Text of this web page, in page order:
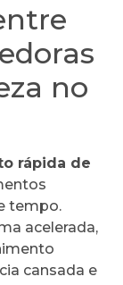
no
rápida de
tempo.
acelerada,
cansada e